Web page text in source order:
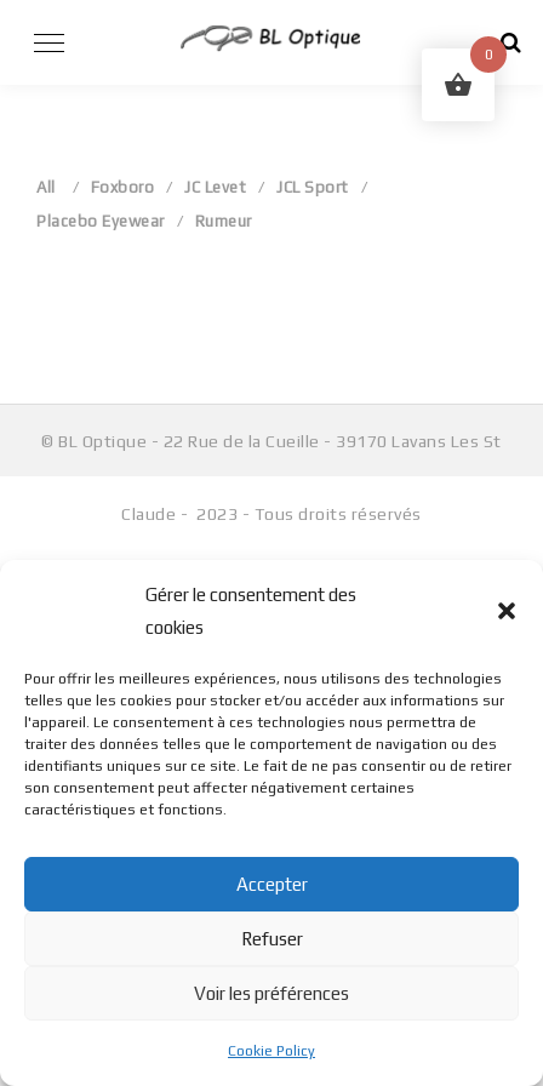
Gérer le consentement des
cookies
Pour offrir les meilleures expériences, nous utilisons des technologies
telles que les cookies pour stocker et/ou accéder aux informations sur
l'appareil. Le consentement à ces technologies nous permettra de
traiter des données telles que le comportement de navigation ou des
identifiants uniques sur ce site. Le fait de ne pas consentir ou de retirer
son consentement peut affecter négativement certaines
caractéristiques et fonctions.
Accepter
Refuser
Voir les préférences
Cookie Policy
All Foxboro JC Levet
JCL Sport
Placebo Eyewear
Rumeur
© BL Optique - 22 Rue de la Cueille - 39170 Lavans Les St
Claude - 2023 - Tous droits réservés
0